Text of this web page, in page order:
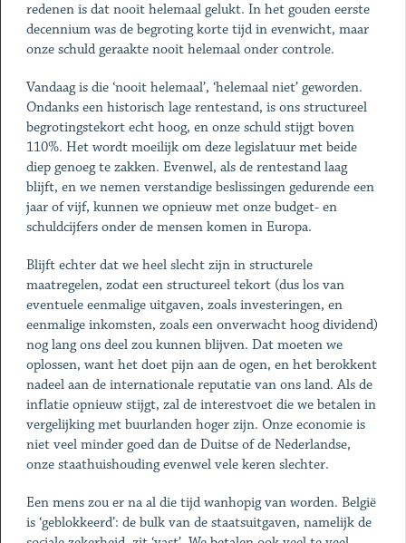
redenen is dat nooit helemaal gelukt. In het gouden eerste
decennium was de begroting korte tijd in evenwicht, maar
onze schuld geraakte nooit helemaal onder controle.
Vandaag is die ‘nooit helemaal’, ‘helemaal niet’ geworden.
Ondanks een historisch lage rentestand, is ons structureel
begrotingstekort echt hoog, en onze schuld stijgt boven
110%. Het wordt moeilijk om deze legislatuur met beide
diep genoeg te zakken. Evenwel, als de rentestand laag
blijft, en we nemen verstandige beslissingen gedurende een
jaar of vijf, kunnen we opnieuw met onze budget- en
schuldcijfers onder de mensen komen in Europa.
Blijft echter dat we heel slecht zijn in structurele
maatregelen, zodat een structureel tekort (dus los van
eventuele eenmalige uitgaven, zoals investeringen, en
eenmalige inkomsten, zoals een onverwacht hoog dividend)
nog lang ons deel zou kunnen blijven. Dat moeten we
oplossen, want het doet pijn aan de ogen, en het berokkent
nadeel aan de internationale reputatie van ons land. Als de
inflatie opnieuw stijgt, zal de interestvoet die we betalen in
vergelijking met buurlanden hoger zijn. Onze economie is
niet veel minder goed dan de Duitse of de Nederlandse,
onze staathuishouding evenwel vele keren slechter.
Een mens zou er na al die tijd wanhopig van worden. België
is ‘geblokkeerd’: de bulk van de staatsuitgaven, namelijk de